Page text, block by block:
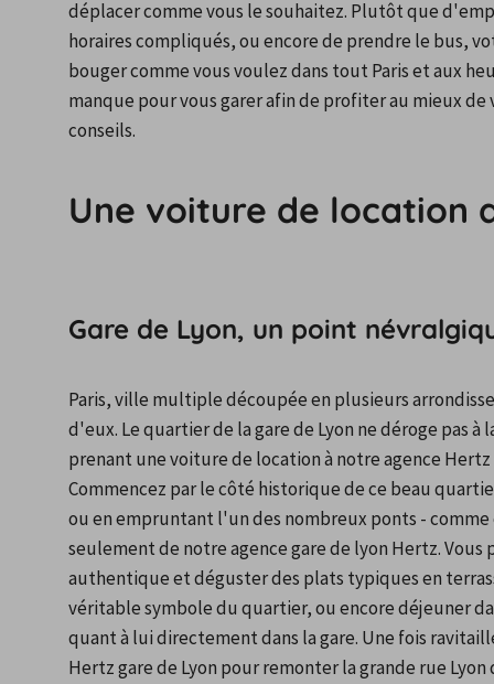
déplacer comme vous le souhaitez. Plutôt que
horaires compliqués, ou encore de prendre le bus,
bouger comme vous voulez dans tout Paris et aux
manque pour vous garer afin de profiter au mieux
conseils.
Une voiture de location
Gare de Lyon, un point
Paris, ville multiple découpée en plusieurs
d'eux. Le quartier de la gare de Lyon ne déroge pas
prenant une voiture de location à notre agence
Commencez par le côté historique de ce beau
ou en empruntant l'un des nombreux ponts -
seulement de notre agence gare de lyon Hertz.
authentique et déguster des plats typiques en
véritable symbole du quartier, ou encore déjeuner
quant à lui directement dans la gare. Une fois
Hertz gare de Lyon pour remonter la grande rue